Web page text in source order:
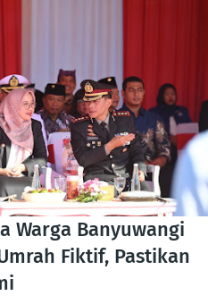
Warga Banyuwangi
Fiktif, Pastikan